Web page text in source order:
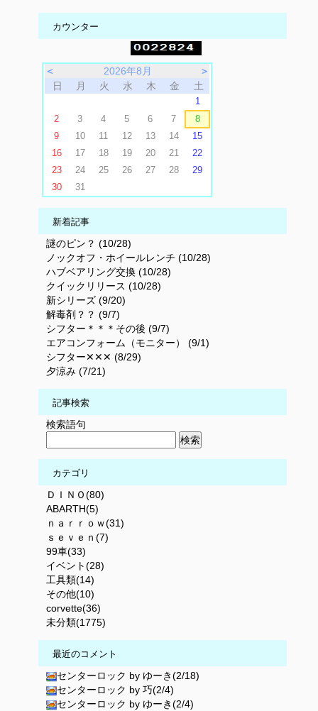
カウンター
＜ 2026年8月
＞
日
月 火 水 木 金 土
1
2
3 4 5 6 7
8
9
10 11 12 13 14
15
16
17 18 19 20 21
22
23
24 25 26 27 28
29
30
31
新着記事
謎のピン？ (10/28)
ノックオフ・ホイールレンチ (10/28)
ハブベアリング交換 (10/28)
クイックリリース (10/28)
新シリーズ (9/20)
解毒剤？？ (9/7)
シフター＊＊＊その後 (9/7)
エアコンフォーム（モニター） (9/1)
シフター✕✕✕ (8/29)
夕涼み (7/21)
記事検索
検索語句
カテゴリ
ＤＩＮＯ(80)
ABARTH(5)
ｎａｒｒｏｗ(31)
ｓｅｖｅｎ(7)
99車(33)
イベント(28)
工具類(14)
その他(10)
corvette(36)
未分類(1775)
最近のコメント
センターロック by ゆーき(2/18)
センターロック by 巧(2/4)
センターロック by ゆーき(2/4)